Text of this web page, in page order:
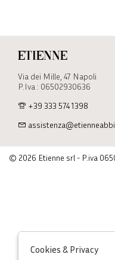
Etienne
Via dei Mille, 47 Napoli
P.Iva : 06502930636
+39 333 574 1398
© 2026 Etienne srl - P.iva
Cookies & Privacy